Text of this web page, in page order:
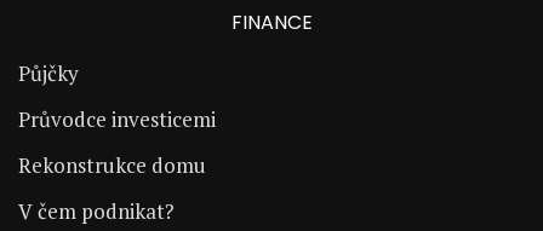
FINANCE
Půjčky
Průvodce investicemi
Rekonstrukce domu
V čem podnikat?